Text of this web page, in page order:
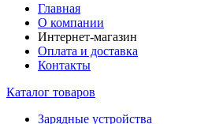
Главная
О компании
Интернет-магазин
Оплата и доставка
Контакты
Каталог товаров
Зарядные устройства